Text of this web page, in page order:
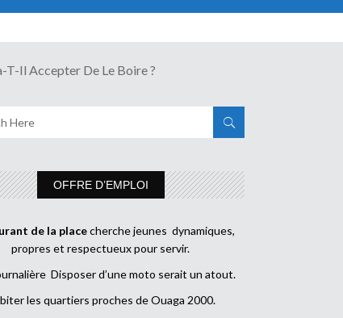
T-Il Accepter De Le Boire ?
OFFRE D’EMPLOI
de la placecherche jeunes dynamiques,
propres et respectueux pour servir.
Disposer d’une moto serait un atout.
les quartiers proches de Ouaga 2000.